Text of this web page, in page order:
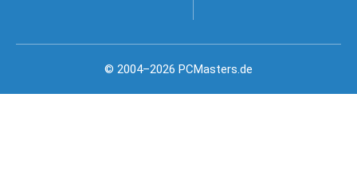
© 2004–2026 PCMasters.de